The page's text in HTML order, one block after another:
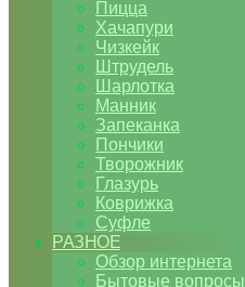
Пицца
Хачапури
Чизкейк
Штрудель
Шарлотка
Манник
Запеканка
Пончики
Творожник
Глазурь
Коврижка
Суфле
РАЗНОЕ
Обзор интернета
Бытовые вопросы